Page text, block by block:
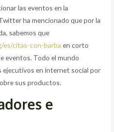
las eventos en la
ha mencionado que por la
sabemos que
citas-con-barba en corto
eventos. Todo el mundo
ejecutivos en internet social por
sus productos.
e